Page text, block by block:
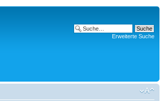
Erweiterte Suche